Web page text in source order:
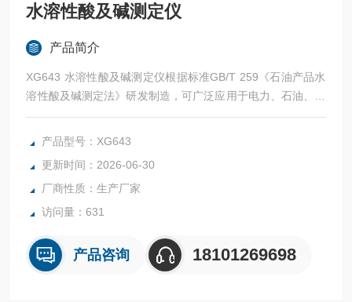
水溶性酸及碱测定仪
产品简介
XG643 水溶性酸及碱测定仪根据标准GB/T 259《石油产品水
溶性酸及碱测定法》研发制造，可广泛应用于电力、石油、化
工、铁路、航空、商检及科研等部门。
产品型号：XG643
更新时间：2026-06-30
厂商性质：生产厂家
访问量：631
产品咨询 18101269698